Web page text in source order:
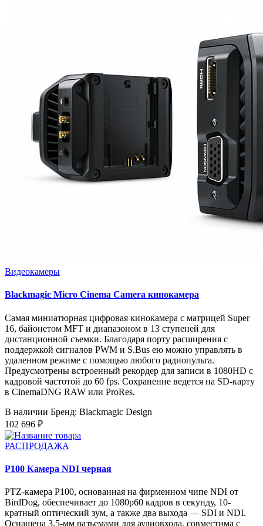
Видеокамеры
Blackmagic Micro Cinema Camera кинокамера
Самая миниатюрная цифровая кинокамера с матрицей Super
16, байонетом MFT и диапазоном в 13 ступеней для
дистанционной съемки. Благодаря порту расширения с
поддержкой сигналов PWM и S.Bus ею можно управлять в
удаленном режиме с помощью любого радиопульта.
Предусмотрены встроенный рекордер для записи в 1080HD с
кадровой частотой до 60 fps. Сохранение ведется на SD-карту
в CinemaDNG RAW или ProRes.
В наличии Бренд: Blackmagic Design
102 696 ₽
РАСПРОДАЖА
P100 Камера NDI черная
PTZ-камера P100, основанная на фирменном чипе NDI от
BirdDog, обеспечивает до 1080p60 кадров в секунду, 10-
кратный оптический зум, а также два выхода — SDI и NDI.
Оснащена 3,5-мм разъемами для аудиовхода, совместима с